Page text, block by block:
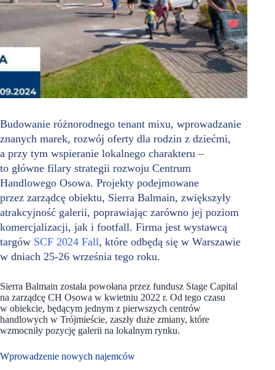
Budowanie różnorodnego tenant mixu, wprowadzanie
znanych marek, rozwój oferty dla rodzin z dziećmi,
a przy tym wspieranie lokalnego charakteru –
to główne filary strategii rozwoju Centrum
Handlowego Osowa. Projekty podejmowane
przez zarządcę obiektu, Sierra Balmain, zwiększyły
atrakcyjność galerii, poprawiając zarówno jej poziom
komercjalizacji, jak i footfall. Firma jest wystawcą
targów SCF 2024 Fall, które odbędą się w Warszawie
w dniach 25-26 września tego roku.
Sierra Balmain została powołana przez fundusz Stage Capital
na zarządcę CH Osowa w kwietniu 2022 r. Od tego czasu
w obiekcie, będącym jednym z pierwszych centrów
handlowych w Trójmieście, zaszły duże zmiany, które
wzmocniły pozycję galerii na lokalnym rynku.
Wprowadzenie nowych najemców